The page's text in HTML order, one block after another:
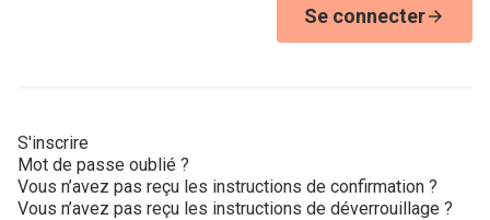
Se connecter
S'inscrire
Mot de passe oublié ?
Vous n’avez pas reçu les instructions de confirmation ?
Vous n’avez pas reçu les instructions de déverrouillage ?